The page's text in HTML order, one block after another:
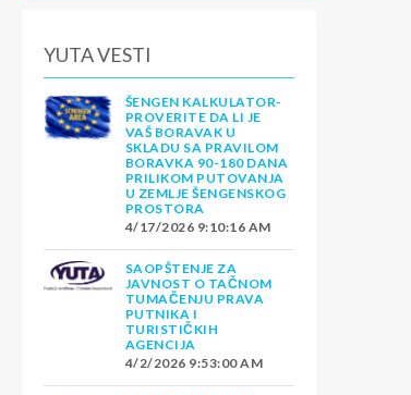
YUTA VESTI
ŠENGEN KALKULATOR-
PROVERITE DA LI JE
VAŠ BORAVAK U
SKLADU SA PRAVILOM
BORAVKA 90-180 DANA
PRILIKOM PUTOVANJA
U ZEMLJE ŠENGENSKOG
PROSTORA
4/17/2026 9:10:16 AM
SAOPŠTENJE ZA
JAVNOST O TAČNOM
TUMAČENJU PRAVA
PUTNIKA I
TURISTIČKIH
AGENCIJA
4/2/2026 9:53:00 AM